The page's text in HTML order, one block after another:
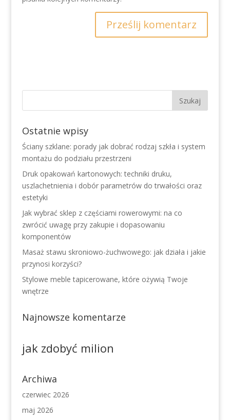
Ostatnie wpisy
Ściany szklane: porady jak dobrać rodzaj szkła i system
montażu do podziału przestrzeni
Druk opakowań kartonowych: techniki druku,
uszlachetnienia i dobór parametrów do trwałości oraz
estetyki
Jak wybrać sklep z częściami rowerowymi: na co
zwrócić uwagę przy zakupie i dopasowaniu
komponentów
Masaż stawu skroniowo-żuchwowego: jak działa i jakie
przynosi korzyści?
Stylowe meble tapicerowane, które ożywią Twoje
wnętrze
Najnowsze komentarze
jak zdobyć milion
Archiwa
czerwiec 2026
maj 2026